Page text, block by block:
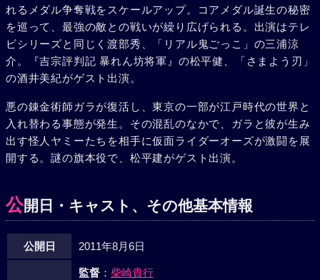
れるメダル争奪戦をスケールアップ。コアメダル誕生の秘密
を巡って、最強の敵との戦いが繰り広げられる。出演はテレ
ビシリーズと同じく渡部秀、「リアル鬼ごっこ」の三浦涼
介。『吉宗評判記 暴れん坊将軍』の松平健、「さまよう刃」
の酒井美紀がゲスト出演。
悪の錬金術師ガラが復活し、東京の一部が江戸時代の世界と
入れ替わる事態が発生。その混乱のなかで、ガラと彼が生み
出す怪人ヤミーたちを相手に仮面ライダーオーズが激闘を展
開する。謎の旗本役で、松平建がゲスト出演。
公開日・キャスト、その他基本情報
公開日 2011年8月6日
監督： 柴崎貴行